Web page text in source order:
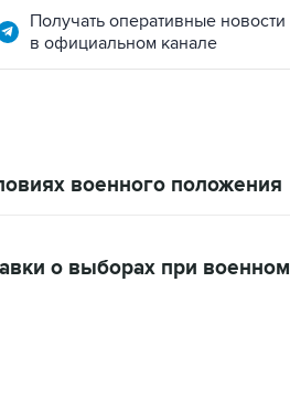
Получать оперативные новости
в официальном канале
военного положения
о выборах при военном